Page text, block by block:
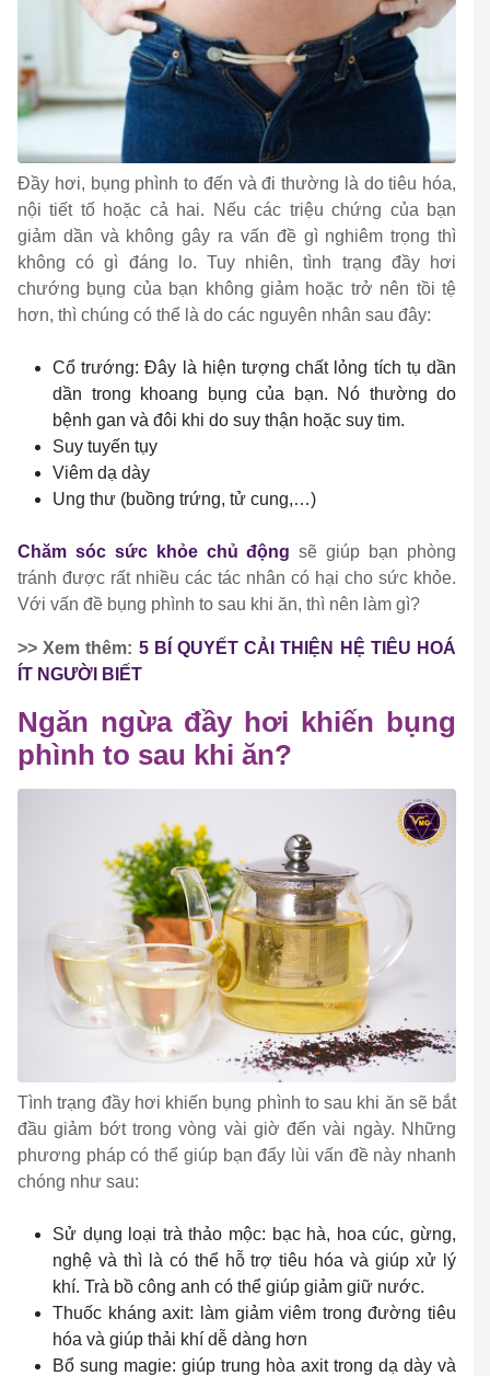
Đầy hơi, bụng phình to đến và đi thường là do tiêu hóa,
nội tiết tố hoặc cả hai. Nếu các triệu chứng của bạn
giảm dần và không gây ra vấn đề gì nghiêm trọng thì
không có gì đáng lo. Tuy nhiên, tình trạng đầy hơi
chướng bụng của bạn không giảm hoặc trở nên tồi tệ
hơn, thì chúng có thể là do các nguyên nhân sau đây:
Cổ trướng: Đây là hiện tượng chất lỏng tích tụ dần
dần trong khoang bụng của bạn. Nó thường do
bệnh gan và đôi khi do suy thận hoặc suy tim.
Suy tuyến tụy
Viêm dạ dày
Ung thư (buồng trứng, tử cung,…)
Chăm sóc sức khỏe chủ động sẽ giúp bạn phòng
tránh được rất nhiều các tác nhân có hại cho sức khỏe.
Với vấn đề bụng phình to sau khi ăn, thì nên làm gì?
>> Xem thêm: 5 BÍ QUYẾT CẢI THIỆN HỆ TIÊU HOÁ
ÍT NGƯỜI BIẾT
Ngăn ngừa đầy hơi khiến bụng
phình to sau khi ăn?
Tình trạng đầy hơi khiến bụng phình to sau khi ăn sẽ bắt
đầu giảm bớt trong vòng vài giờ đến vài ngày. Những
phương pháp có thể giúp bạn đẩy lùi vấn đề này nhanh
chóng như sau:
Sử dụng loại trà thảo mộc: bạc hà, hoa cúc, gừng,
nghệ và thì là có thể hỗ trợ tiêu hóa và giúp xử lý
khí. Trà bồ công anh có thể giúp giảm giữ nước.
Thuốc kháng axit: làm giảm viêm trong đường tiêu
hóa và giúp thải khí dễ dàng hơn
Bổ sung magie: giúp trung hòa axit trong dạ dày và